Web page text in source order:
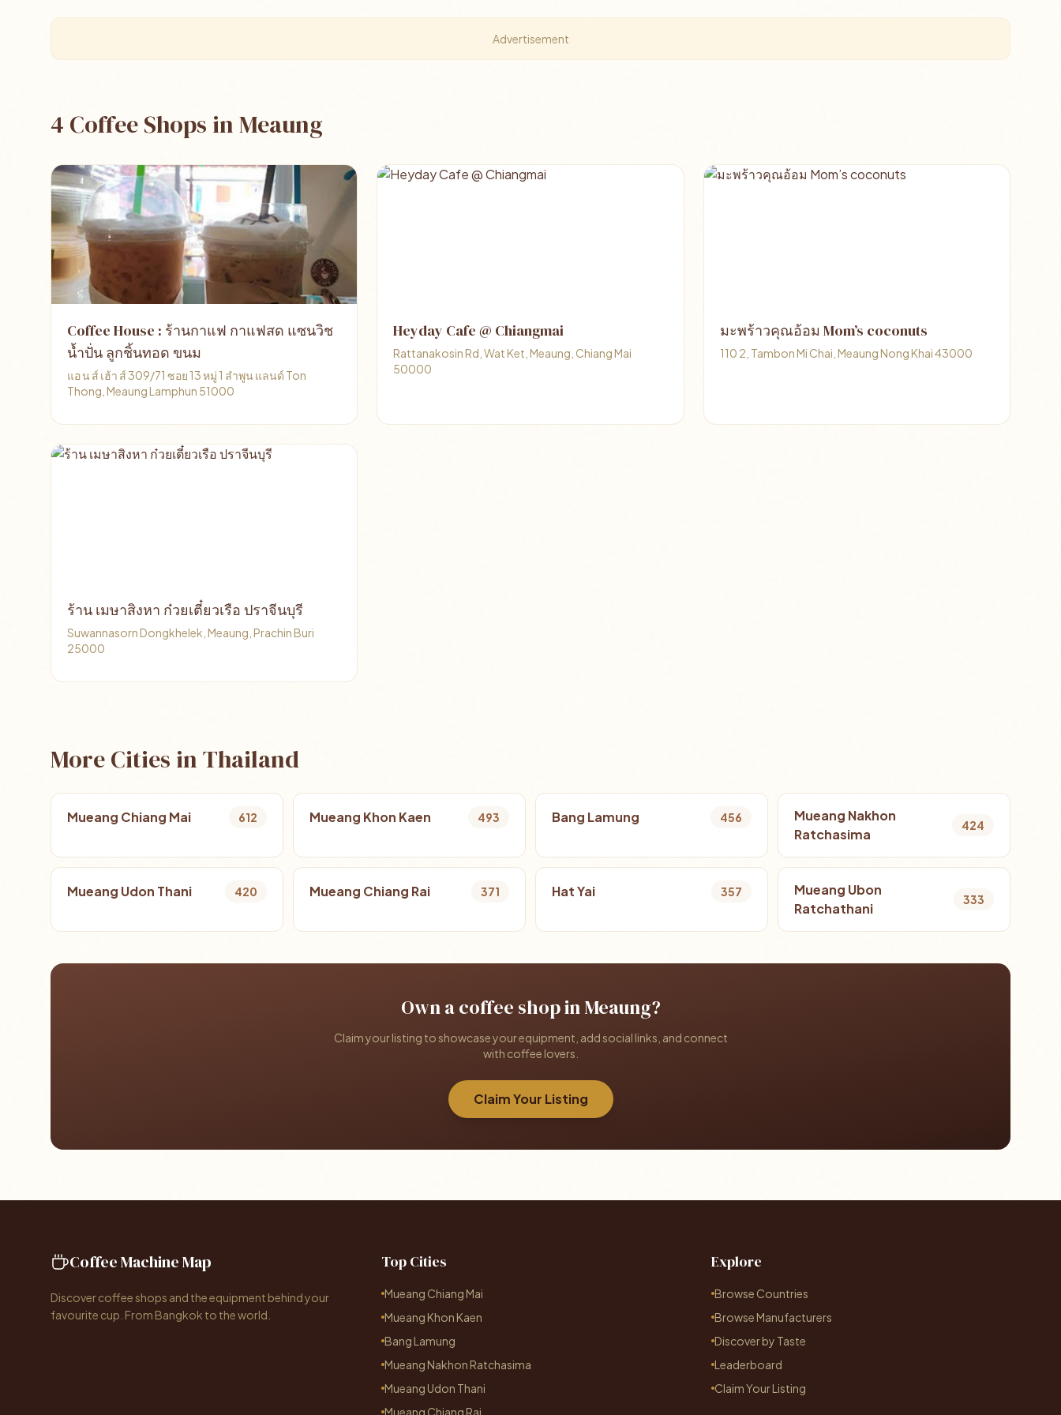
Advertisement
4 Coffee Shops in Meaung
Coffee House : ร้านกาแฟ กาแฟสด แซนวิช
น้ำปั่น ลูกชิ้นทอด ขนม
แอ น ส์ เฮ้า ส์ 309/71 ซอย 13 หมู่ 1 ลำพูน แลนด์ Ton
Thong, Meaung Lamphun 51000
Heyday Cafe @ Chiangmai
Rattanakosin Rd, Wat Ket, Meaung, Chiang Mai
50000
มะพร้าวคุณอ้อม Mom’s coconuts
110 2, Tambon Mi Chai, Meaung Nong Khai 43000
ร้าน เมษาสิงหา ก๋วยเตี๋ยวเรือ ปราจีนบุรี
Suwannasorn Dongkhelek, Meaung, Prachin Buri
25000
More Cities in Thailand
Mueang Chiang Mai 612 Mueang Khon Kaen 493 Bang Lamung 456
Mueang Nakhon
Ratchasima
424
Mueang Udon Thani 420 Mueang Chiang Rai 371 Hat Yai 357
Mueang Ubon
Ratchathani
333
Own a coffee shop in Meaung?
Claim your listing to showcase your equipment, add social links, and connect
with coffee lovers.
Claim Your Listing
Coffee Machine Map
Discover coffee shops and the equipment behind your
favourite cup. From Bangkok to the world.
Top Cities
Mueang Chiang Mai
Mueang Khon Kaen
Bang Lamung
Mueang Nakhon Ratchasima
Mueang Udon Thani
Mueang Chiang Rai
Explore
Browse Countries
Browse Manufacturers
Discover by Taste
Leaderboard
Claim Your Listing